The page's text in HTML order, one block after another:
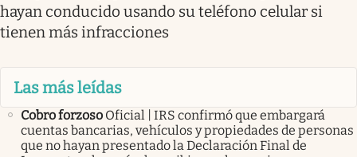
hayan conducido usando su teléfono celular si
tienen más infracciones
Las más leídas
Cobro forzoso Oficial | IRS confirmó que embargará
cuentas bancarias, vehículos y propiedades de personas
que no hayan presentado la Declaración Final de